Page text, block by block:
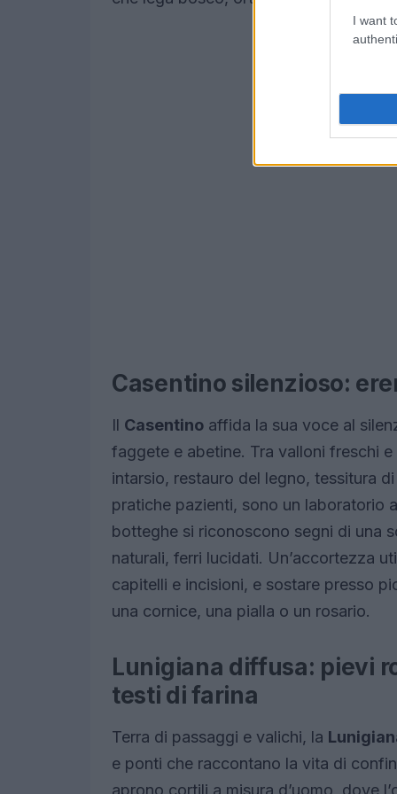
I want
Casentino silenzioso:
Il Casentino affida la sua voce al
faggete e abetine. Tra valloni freschi
intarsio, restauro del legno, tessitura
pratiche pazienti, sono un laboratorio
botteghe si riconoscono segni di una
naturali, ferri lucidati. Un’accortezza
capitelli e incisioni, e sostare presso
una cornice, una pialla o un rosario.
Lunigiana diffusa: pievi
testi di farina
Terra di passaggi e valichi, la
e ponti che raccontano la vita di
aprono cortili a misura d’uomo, dove